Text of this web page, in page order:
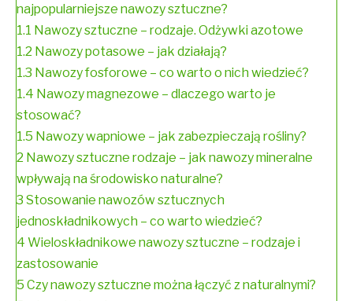
najpopularniejsze nawozy sztuczne?
1.1 Nawozy sztuczne – rodzaje. Odżywki azotowe
1.2 Nawozy potasowe – jak działają?
1.3 Nawozy fosforowe – co warto o nich wiedzieć?
1.4 Nawozy magnezowe – dlaczego warto je
stosować?
1.5 Nawozy wapniowe – jak zabezpieczają rośliny?
2 Nawozy sztuczne rodzaje – jak nawozy mineralne
wpływają na środowisko naturalne?
3 Stosowanie nawozów sztucznych
jednoskładnikowych – co warto wiedzieć?
4 Wieloskładnikowe nawozy sztuczne – rodzaje i
zastosowanie
5 Czy nawozy sztuczne można łączyć z naturalnymi?